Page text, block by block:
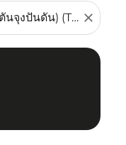
close